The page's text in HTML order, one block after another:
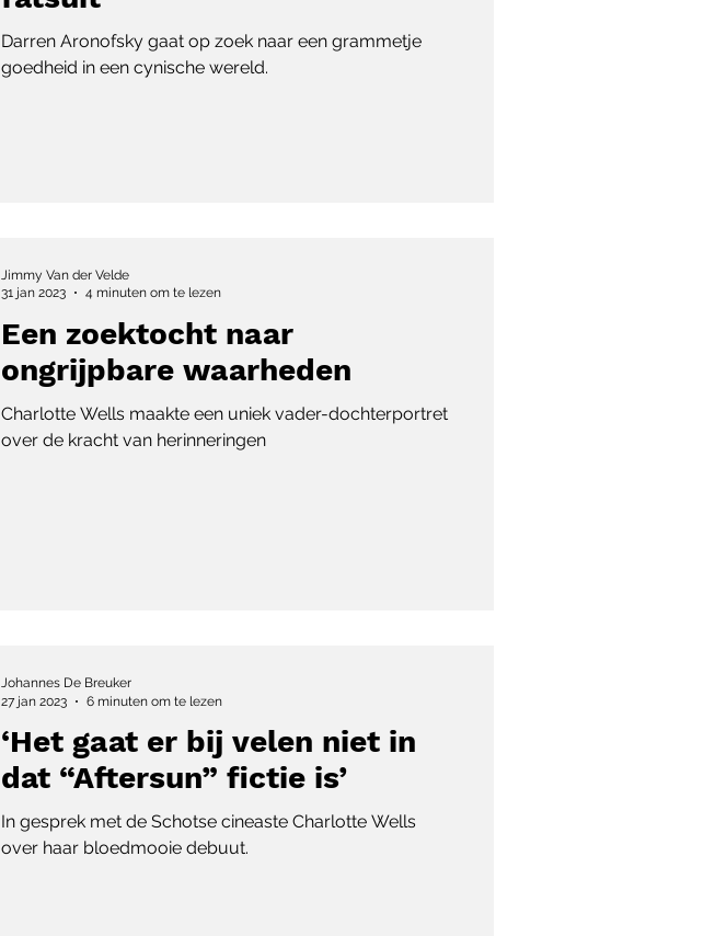
Darren Aronofsky gaat op zoek naar een grammetje
goedheid in een cynische wereld.
Een zoektocht naar
ongrijpbare waarheden
Charlotte Wells maakte een uniek vader-dochterportret
over de kracht van herinneringen
Jimmy Van der Velde
31 jan 2023
4 minuten om te lezen
‘Het gaat er bij velen niet in
dat “Aftersun” fictie is’
In gesprek met de Schotse cineaste Charlotte Wells
over haar bloedmooie debuut.
Johannes De Breuker
27 jan 2023
6 minuten om te lezen